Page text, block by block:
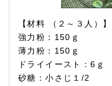
【材料 （２～３人）】
強力粉：150ｇ
薄力粉：150ｇ
ドライイースト：6ｇ
砂糖：小さじ１/2